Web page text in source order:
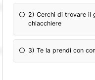
2) Cerchi di trovare il
chiacchiere
3) Te la prendi con